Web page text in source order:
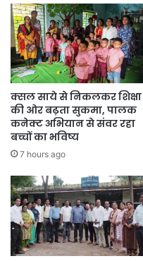
पहुंच रहा है तथा लोगों के जीवन में
क्सल साये से निकलकर शिक्षा
की ओर बढ़ता सुकमा, पालक
कनेक्ट अभियान से संवर रहा
बच्चों का भविष्य
7 hours ago